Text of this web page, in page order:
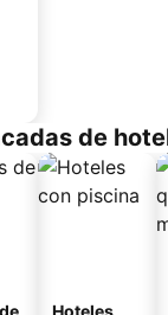
de
Hoteles